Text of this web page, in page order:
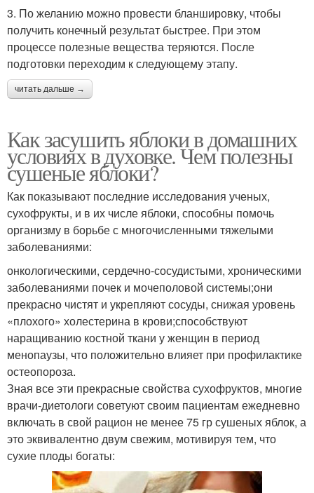
3. По желанию можно провести бланшировку, чтобы
получить конечный результат быстрее. При этом
процессе полезные вещества теряются. После
подготовки переходим к следующему этапу.
читать дальше →
Как засушить яблоки в домашних
условиях в духовке. Чем полезны
сушеные яблоки?
Как показывают последние исследования ученых,
сухофрукты, и в их числе яблоки, способны помочь
организму в борьбе с многочисленными тяжелыми
заболеваниями:
онкологическими, сердечно-сосудистыми, хроническими
заболеваниями почек и мочеполовой системы;они
прекрасно чистят и укрепляют сосуды, снижая уровень
«плохого» холестерина в крови;способствуют
наращиванию костной ткани у женщин в период
менопаузы, что положительно влияет при профилактике
остеопороза.
Зная все эти прекрасные свойства сухофруктов, многие
врачи‑диетологи советуют своим пациентам ежедневно
включать в свой рацион не менее 75 гр сушеных яблок, а
это эквивалентно двум свежим, мотивируя тем, что
сухие плоды богаты: